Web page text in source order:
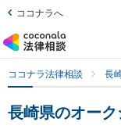
ココナラへ
ココナラ法律相談 長
長崎県のオー